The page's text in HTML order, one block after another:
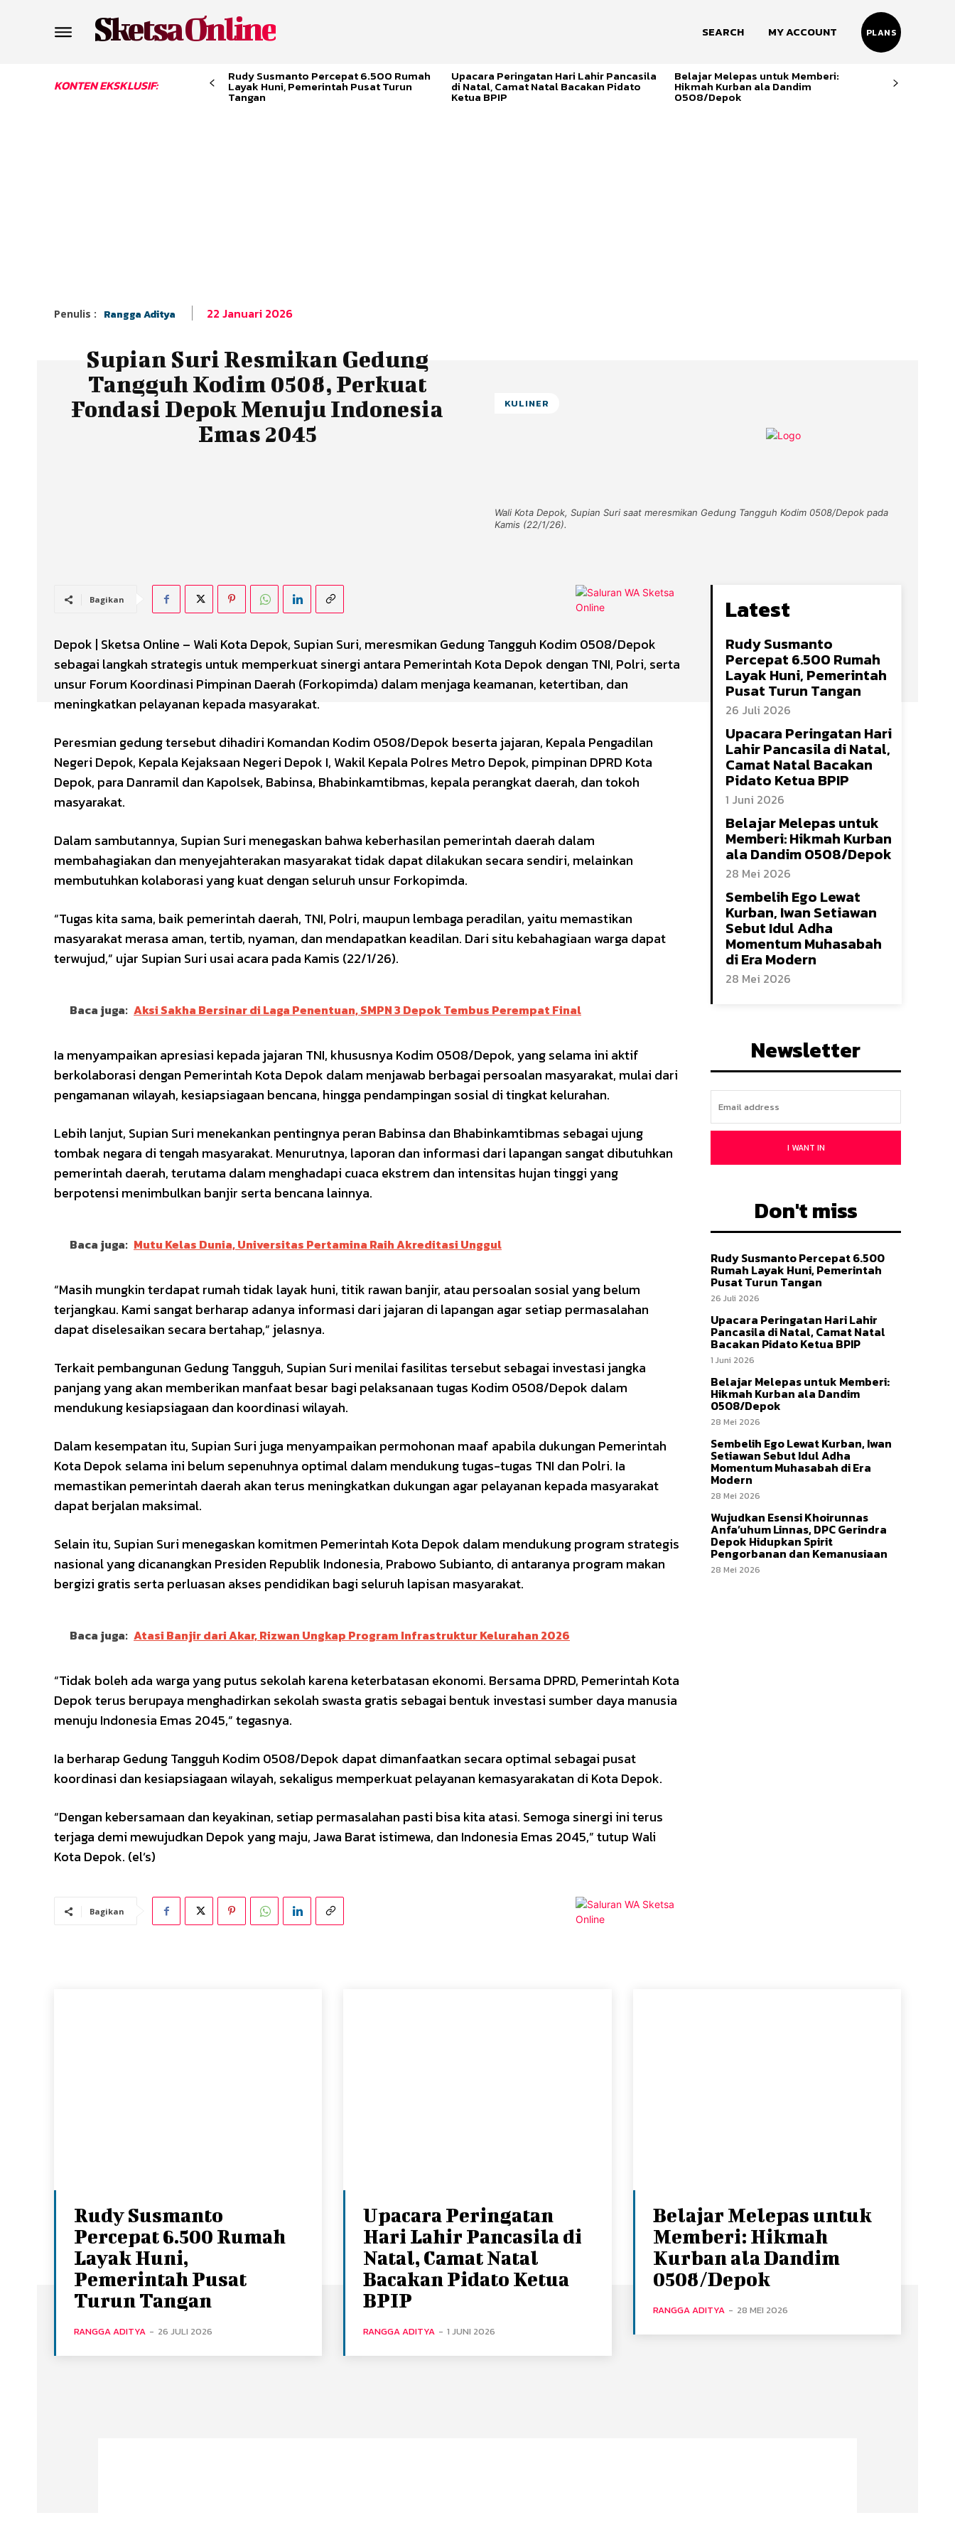
Sketsa Online SEARCH MY ACCOUNT PLANS
KONTEN EKSKLUSIF:
Rudy Susmanto Percepat 6.500 Rumah
Layak Huni, Pemerintah Pusat Turun
Tangan
Upacara Peringatan Hari Lahir Pancasila
di Natal, Camat Natal Bacakan Pidato
Ketua BPIP
Belajar Melepas untuk Memberi:
Hikmah Kurban ala Dandim
0508/Depok
Penulis : Rangga Aditya 22 Januari 2026
Supian Suri Resmikan Gedung
Tangguh Kodim 0508, Perkuat
Fondasi Depok Menuju Indonesia
Emas 2045
KULINER
Wali Kota Depok, Supian Suri saat meresmikan Gedung Tangguh Kodim 0508/Depok pada
Kamis (22/1/26).
Bagikan
Depok | Sketsa Online – Wali Kota Depok, Supian Suri, meresmikan Gedung Tangguh Kodim 0508/Depok
sebagai langkah strategis untuk memperkuat sinergi antara Pemerintah Kota Depok dengan TNI, Polri, serta
unsur Forum Koordinasi Pimpinan Daerah (Forkopimda) dalam menjaga keamanan, ketertiban, dan
meningkatkan pelayanan kepada masyarakat.
Peresmian gedung tersebut dihadiri Komandan Kodim 0508/Depok beserta jajaran, Kepala Pengadilan
Negeri Depok, Kepala Kejaksaan Negeri Depok I, Wakil Kepala Polres Metro Depok, pimpinan DPRD Kota
Depok, para Danramil dan Kapolsek, Babinsa, Bhabinkamtibmas, kepala perangkat daerah, dan tokoh
masyarakat.
Dalam sambutannya, Supian Suri menegaskan bahwa keberhasilan pemerintah daerah dalam
membahagiakan dan menyejahterakan masyarakat tidak dapat dilakukan secara sendiri, melainkan
membutuhkan kolaborasi yang kuat dengan seluruh unsur Forkopimda.
“Tugas kita sama, baik pemerintah daerah, TNI, Polri, maupun lembaga peradilan, yaitu memastikan
masyarakat merasa aman, tertib, nyaman, dan mendapatkan keadilan. Dari situ kebahagiaan warga dapat
terwujud,” ujar Supian Suri usai acara pada Kamis (22/1/26).
Baca juga: Aksi Sakha Bersinar di Laga Penentuan, SMPN 3 Depok Tembus Perempat Final
Ia menyampaikan apresiasi kepada jajaran TNI, khususnya Kodim 0508/Depok, yang selama ini aktif
berkolaborasi dengan Pemerintah Kota Depok dalam menjawab berbagai persoalan masyarakat, mulai dari
pengamanan wilayah, kesiapsiagaan bencana, hingga pendampingan sosial di tingkat kelurahan.
Lebih lanjut, Supian Suri menekankan pentingnya peran Babinsa dan Bhabinkamtibmas sebagai ujung
tombak negara di tengah masyarakat. Menurutnya, laporan dan informasi dari lapangan sangat dibutuhkan
pemerintah daerah, terutama dalam menghadapi cuaca ekstrem dan intensitas hujan tinggi yang
berpotensi menimbulkan banjir serta bencana lainnya.
Baca juga: Mutu Kelas Dunia, Universitas Pertamina Raih Akreditasi Unggul
“Masih mungkin terdapat rumah tidak layak huni, titik rawan banjir, atau persoalan sosial yang belum
terjangkau. Kami sangat berharap adanya informasi dari jajaran di lapangan agar setiap permasalahan
dapat diselesaikan secara bertahap,” jelasnya.
Terkait pembangunan Gedung Tangguh, Supian Suri menilai fasilitas tersebut sebagai investasi jangka
panjang yang akan memberikan manfaat besar bagi pelaksanaan tugas Kodim 0508/Depok dalam
mendukung kesiapsiagaan dan koordinasi wilayah.
Dalam kesempatan itu, Supian Suri juga menyampaikan permohonan maaf apabila dukungan Pemerintah
Kota Depok selama ini belum sepenuhnya optimal dalam mendukung tugas-tugas TNI dan Polri. Ia
memastikan pemerintah daerah akan terus meningkatkan dukungan agar pelayanan kepada masyarakat
dapat berjalan maksimal.
Selain itu, Supian Suri menegaskan komitmen Pemerintah Kota Depok dalam mendukung program strategis
nasional yang dicanangkan Presiden Republik Indonesia, Prabowo Subianto, di antaranya program makan
bergizi gratis serta perluasan akses pendidikan bagi seluruh lapisan masyarakat.
Baca juga: Atasi Banjir dari Akar, Rizwan Ungkap Program Infrastruktur Kelurahan 2026
“Tidak boleh ada warga yang putus sekolah karena keterbatasan ekonomi. Bersama DPRD, Pemerintah Kota
Depok terus berupaya menghadirkan sekolah swasta gratis sebagai bentuk investasi sumber daya manusia
menuju Indonesia Emas 2045,” tegasnya.
Ia berharap Gedung Tangguh Kodim 0508/Depok dapat dimanfaatkan secara optimal sebagai pusat
koordinasi dan kesiapsiagaan wilayah, sekaligus memperkuat pelayanan kemasyarakatan di Kota Depok.
“Dengan kebersamaan dan keyakinan, setiap permasalahan pasti bisa kita atasi. Semoga sinergi ini terus
terjaga demi mewujudkan Depok yang maju, Jawa Barat istimewa, dan Indonesia Emas 2045,” tutup Wali
Kota Depok. (el’s)
Bagikan
Latest
Rudy Susmanto
Percepat 6.500 Rumah
Layak Huni, Pemerintah
Pusat Turun Tangan
26 Juli 2026
Upacara Peringatan Hari
Lahir Pancasila di Natal,
Camat Natal Bacakan
Pidato Ketua BPIP
1 Juni 2026
Belajar Melepas untuk
Memberi: Hikmah Kurban
ala Dandim 0508/Depok
28 Mei 2026
Sembelih Ego Lewat
Kurban, Iwan Setiawan
Sebut Idul Adha
Momentum Muhasabah
di Era Modern
28 Mei 2026
Newsletter
I WANT IN
Don't miss
Rudy Susmanto Percepat 6.500
Rumah Layak Huni, Pemerintah
Pusat Turun Tangan
26 Juli 2026
Upacara Peringatan Hari Lahir
Pancasila di Natal, Camat Natal
Bacakan Pidato Ketua BPIP
1 Juni 2026
Belajar Melepas untuk Memberi:
Hikmah Kurban ala Dandim
0508/Depok
28 Mei 2026
Sembelih Ego Lewat Kurban, Iwan
Setiawan Sebut Idul Adha
Momentum Muhasabah di Era
Modern
28 Mei 2026
Wujudkan Esensi Khoirunnas
Anfa’uhum Linnas, DPC Gerindra
Depok Hidupkan Spirit
Pengorbanan dan Kemanusiaan
28 Mei 2026
Rudy Susmanto
Percepat 6.500 Rumah
Layak Huni,
Pemerintah Pusat
Turun Tangan
RANGGA ADITYA - 26 JULI 2026
Upacara Peringatan
Hari Lahir Pancasila di
Natal, Camat Natal
Bacakan Pidato Ketua
BPIP
RANGGA ADITYA - 1 JUNI 2026
Belajar Melepas untuk
Memberi: Hikmah
Kurban ala Dandim
0508/Depok
RANGGA ADITYA - 28 MEI 2026